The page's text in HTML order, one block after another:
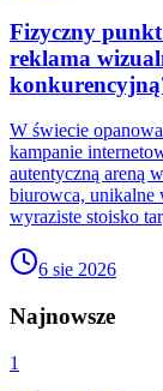
Fizyczny
reklama
W świecie
kampanie
autentyczną areną
biurowca, unikalne
wyraziste stoisko
6 sie 2026
Najnowsze
1